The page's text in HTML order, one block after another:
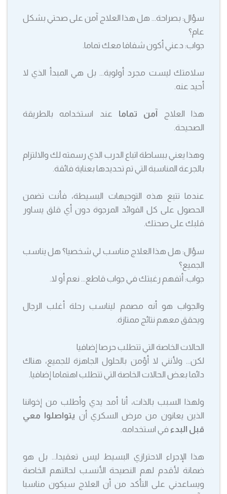
سؤال: بصراحة… هل هذا العلاج آمن على صحتي بشكل
عام؟
جواب: دعني أكون شفافا معك تماما.
سلامتك ليست مجرد أولوية… بل هي المبدأ الذي لا
أحيد عنه.
هذا العلاج آمن تماماعند استخدامه بالطريقة
الصحيحة.
وهذا يعني ببساطة اتباع الدرب الذي رسمته لك والالتزام
بالجرعة المناسبة التي تم تحديدها بعناية فائقة.
عندما تتبع هذه التوجيهات البسيطة، فأنت تضمن
الحصول على كل الفوائد المرجوة دون أي قلق يساور
قلبك على صحتك.
سؤال: هل هذا العلاج مناسب لي شخصيا؟ هل يناسب
الجميع؟
جواب: أتفهم رغبتك في جواب قاطع… نعم أو لا.
والجواب هو أنه مصمم ليناسب رحلة أغلب الرجال
ويحقق معهم نتائج ممتازة.
الحالات الخاصة التي تتطلب حرصا إضافيا
لكن… ولأنني لا أؤمن بالحلول الجاهزة للجميع، هناك
دائما بعض الحالات الخاصة التي تتطلب اهتماما إضافيا.
ولهذا السبب بالذات، أنا أمد يدي وأطلب من إخواننا
الذين يعانون من مرض السكري أن يتواصلوا معي
قبل البدءفي استخدامه.
هذا الإجراء الاحترازي البسيط ليس تعقيدا… بل هو
ضمانة لأقدم لهم النصيحة الأنسب لحالتهم الخاصة
ويساعدني على التأكد من أن العلاج سيكون مناسبا